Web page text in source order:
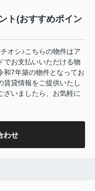
ト(おすすめポイン
オシ♪こちらの物件はア
でお支払いいただける物
和7年築の物件となってお
賃貸情報をご提供いたし
ざいましたら、お気軽に
わせ